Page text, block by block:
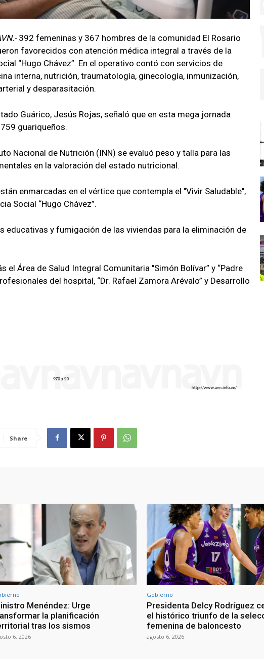
392 femeninas y 367 hombres de la comunidad El Rosario
favorecidos con atención médica integral a través de la
“Hugo Chávez”. En el operativo contó con servicios de
interna, nutrición, traumatología, ginecología, inmunización,
y desparasitación.
Guárico, Jesús Rojas, señaló que en esta mega jornada
guariqueños.
Nacional de Nutrición (INN) se evaluó peso y talla para las
en la valoración del estado nutricional.
enmarcadas en el vértice que contempla el "Vivir Saludable",
Social “Hugo Chávez”.
educativas y fumigación de las viviendas para la eliminación de
el Área de Salud Integral Comunitaria "Simón Bolívar” y “Padre
del hospital, “Dr. Rafael Zamora Arévalo” y Desarrollo
Share
Menéndez: Urge
la planificación
tras los sismos
6, 2026
Gobierno
Presidenta Delcy Rodríguez
el histórico triunfo de la
femenina de baloncesto
agosto 6, 2026